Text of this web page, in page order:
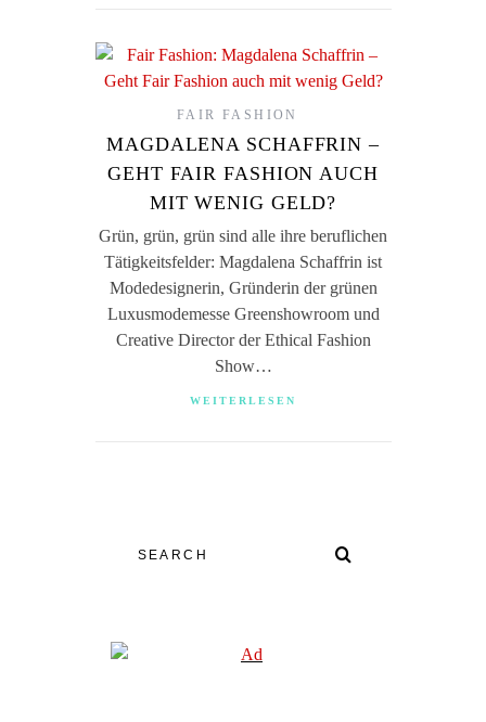
FAIR FASHION
MAGDALENA SCHAFFRIN –
GEHT FAIR FASHION AUCH
MIT WENIG GELD?
Grün, grün, grün sind alle ihre beruflichen
Tätigkeitsfelder: Magdalena Schaffrin ist
Modedesignerin, Gründerin der grünen
Luxusmodemesse Greenshowroom und
Creative Director der Ethical Fashion
Show…
WEITERLESEN